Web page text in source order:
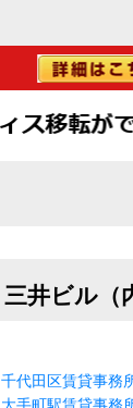
三井ビル（
千代田区賃貸事務